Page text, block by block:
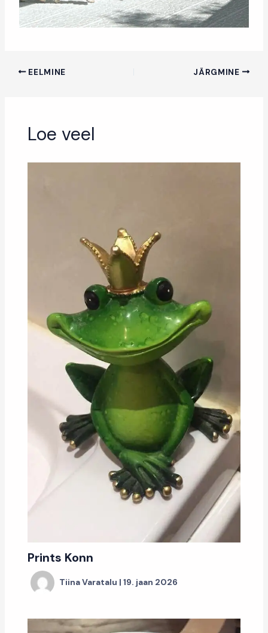
EELMINE JÄRGMINE
Loe veel
Prints Konn
Tiina Varatalu | 19. jaan 2026